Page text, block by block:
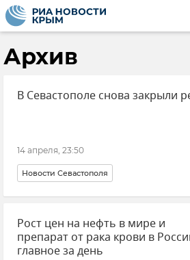
Архив
В Севастополе снова закрыли
14 апреля, 23:50
Новости Севастополя
Паромы и катера в Севастополе
Департамент транспорта Севастополя
Морской транспорт
Рост цен на нефть в мире и
препарат от рака крови в
главное за день